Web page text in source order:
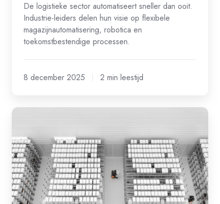
De logistieke sector automatiseert sneller dan ooit.
Industrie-leiders delen hun visie op flexibele
magazijnautomatisering, robotica en
toekomstbestendige processen.
8 december 2025 2 min leestijd
Ruimtegebrek
met
slimme
material
handling
automatisering